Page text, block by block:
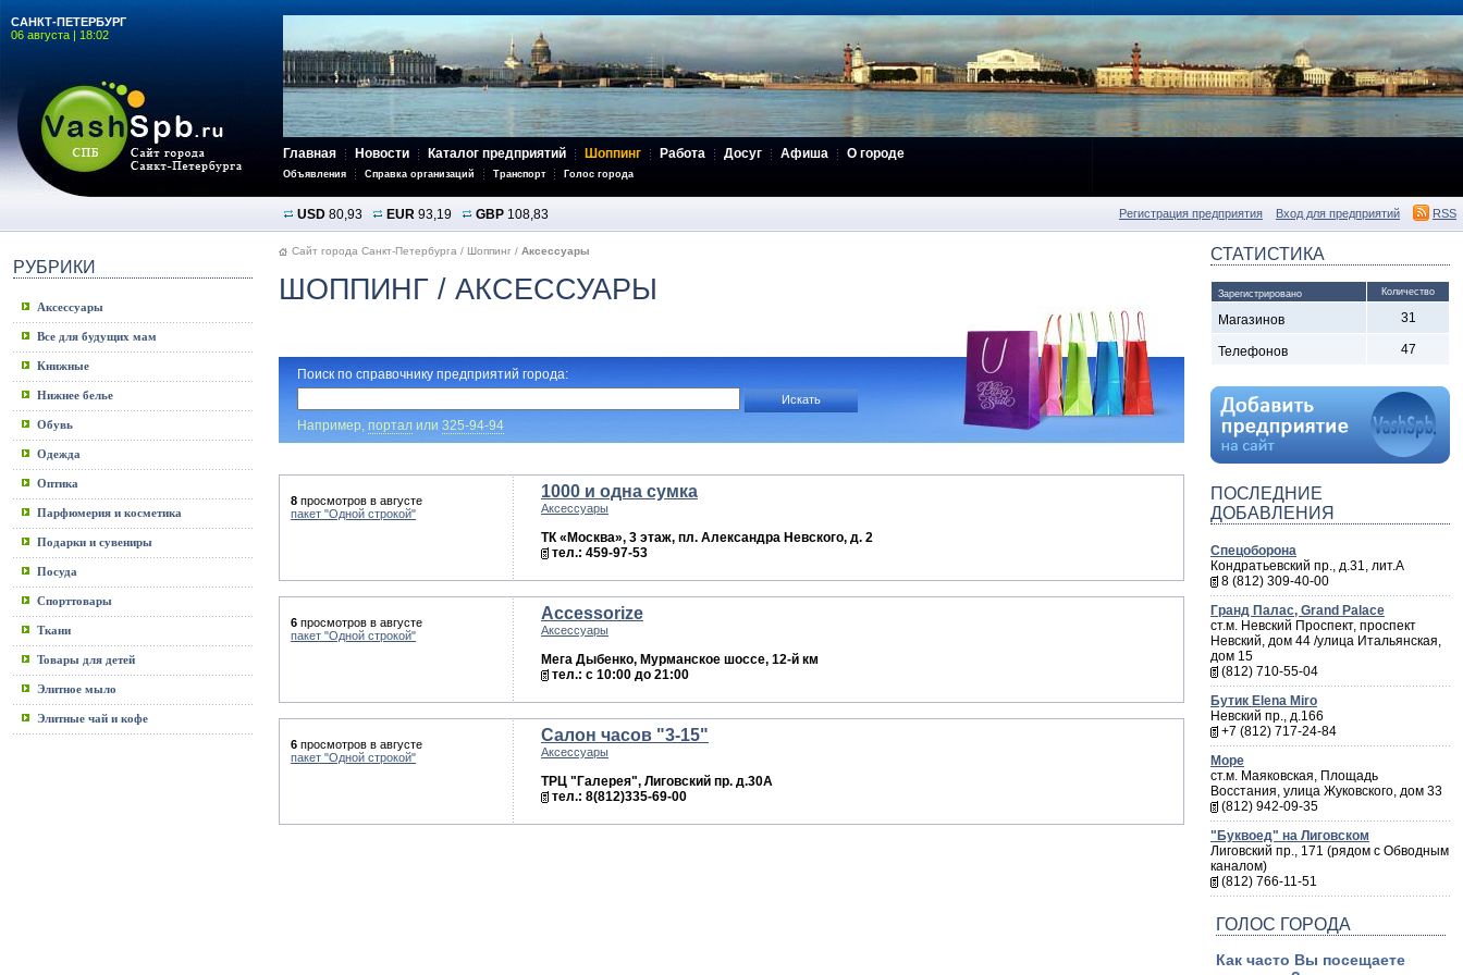
САНКТ-ПЕТЕРБУРГ
06 августа | 18:02
Главная Новости Каталог предприятий Шоппинг Работа Досуг Афиша О городе
Объявления Справка организаций Транспорт Голос города
USD 80,93 EUR 93,19 GBP 108,83 Регистрация предприятия Вход для предприятий RSS
РУБРИКИ
Аксессуары
Все для будущих мам
Книжные
Нижнее белье
Обувь
Одежда
Оптика
Парфюмерия и косметика
Подарки и сувениры
Посуда
Спорттовары
Ткани
Товары для детей
Элитное мыло
Элитные чай и кофе
Сайт города Санкт-Петербурга / Шоппинг / Аксессуары
ШОППИНГ / АКСЕССУАРЫ
Поиск по справочнику предприятий города:
Например, портал или 325-94-94
8 просмотров в августе
пакет "Одной строкой"
1000 и одна сумка
Аксессуары
ТК «Москва», 3 этаж, пл. Александра Невского, д. 2
тел.: 459-97-53
6 просмотров в августе
пакет "Одной строкой"
Accessorize
Аксессуары
Мега Дыбенко, Мурманское шоссе, 12-й км
тел.: с 10:00 до 21:00
6 просмотров в августе
пакет "Одной строкой"
Салон часов "3-15"
Аксессуары
ТРЦ "Галерея", Лиговский пр. д.30А
тел.: 8(812)335-69-00
СТАТИСТИКА
Зарегистрировано Количество
Магазинов 31
Телефонов 47
ПОСЛЕДНИЕ
ДОБАВЛЕНИЯ
Спецоборона
Кондратьевский пр., д.31, лит.А
8 (812) 309-40-00
Гранд Палас, Grand Palace
ст.м. Невский Проспект, проспект
Невский, дом 44 /улица Итальянская,
дом 15
(812) 710-55-04
Бутик Elena Miro
Невский пр., д.166
+7 (812) 717-24-84
Море
ст.м. Маяковская, Площадь
Восстания, улица Жуковского, дом 33
(812) 942-09-35
"Буквоед" на Лиговском
Лиговский пр., 171 (рядом с Обводным
каналом)
(812) 766-11-51
ГОЛОС ГОРОДА
Как часто Вы посещаете